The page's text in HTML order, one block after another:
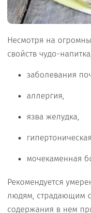
Несмотря на
свойств чудо-
заболевания
аллергия,
язва желудка,
мочекаменная
Рекомендуется
людям, страдающим
содержания в нем